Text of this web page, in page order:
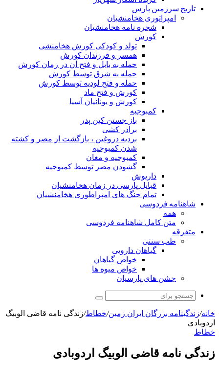
تاریخ سرزمین پارس
امپراتوری هخامنشیان
شجره نامه هخامنشیان
کورش
تولد و کودکی کورش هخامنشی
همسر و فرزندان کورش
حمله به بابل و فتح آن در زمان کورش
حمله به شرق توسط کورش
حمله و فتح لودیه توسط کورش
کورش و فتح ماد
کورش و یونانیان آسیا
کمبوجیه
باز جستن کین پدر
برادر کشی
بردیه دروغین ، بازگشت از مصر و کشته
شدن کمبوجیه
کمبوجیه و مغان
گشودن مصر توسط کمبوجیه
داریوش
قبایل پارسی در زمان هخامنشیان
تمام جنگ های امپراطوری هخامنشیان
شاهنامه فردوسی
همه
متن کامل شاهنامه فردوسی
متفرقه
طب سنتی
گیاهان دارویی
خواص گیاهان
خواص میوه ها
جشن های پارسیان
جستجو
برای
خانه/زندگینامه بزرگان ایران زمین/خطاط/زندگی نامه قاضی الوبیگ
اردوبادی
خطاط
زندگی نامه قاضی الوبیگ اردوبادی